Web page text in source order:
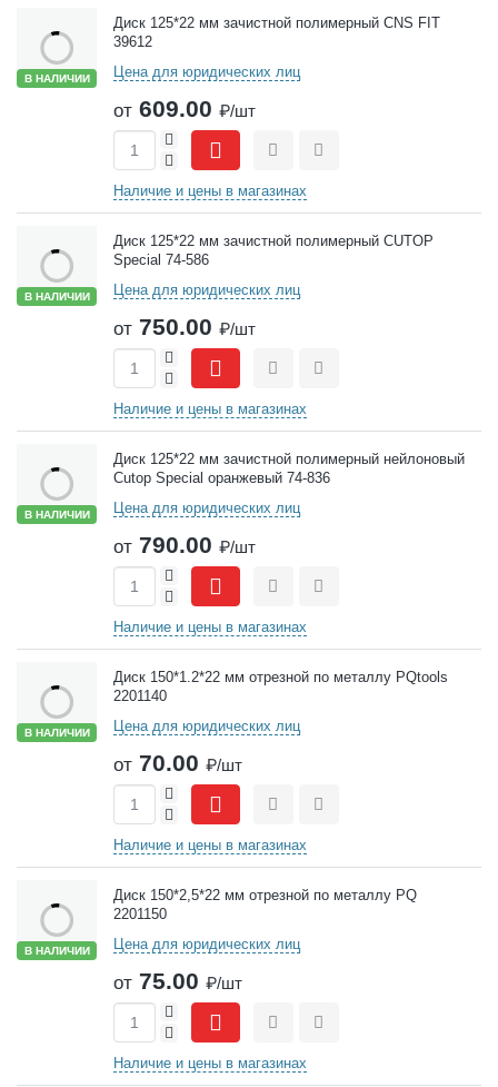
В НАЛИЧИИ
Диск 125*22 мм зачистной полимерный CNS FIT
39612
Цена для юридических лиц
от 609.00 ₽/шт
-
+
СравнитьОтложить
Наличие и цены в магазинах
В НАЛИЧИИ
Диск 125*22 мм зачистной полимерный CUTOP
Special 74-586
Цена для юридических лиц
от 750.00 ₽/шт
-
+
СравнитьОтложить
Наличие и цены в магазинах
В НАЛИЧИИ
Диск 125*22 мм зачистной полимерный нейлоновый
Cutop Special оранжевый 74-836
Цена для юридических лиц
от 790.00 ₽/шт
-
+
СравнитьОтложить
Наличие и цены в магазинах
В НАЛИЧИИ
Диск 150*1.2*22 мм отрезной по металлу PQtools
2201140
Цена для юридических лиц
от 70.00 ₽/шт
-
+
СравнитьОтложить
Наличие и цены в магазинах
В НАЛИЧИИ
Диск 150*2,5*22 мм отрезной по металлу PQ
2201150
Цена для юридических лиц
от 75.00 ₽/шт
-
+
СравнитьОтложить
Наличие и цены в магазинах